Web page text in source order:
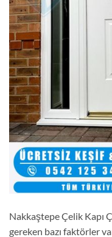
Nakkaştepe Çelik Kapı
gereken bazı faktörler